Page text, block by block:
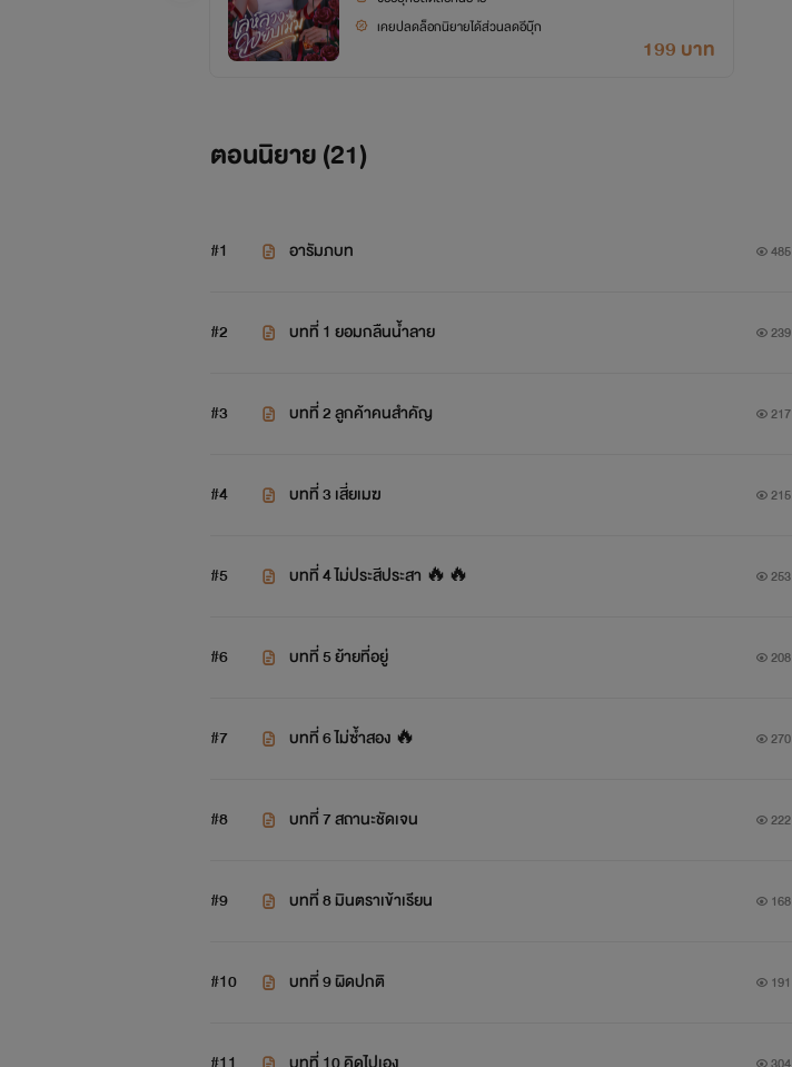
เคยปลดล็อกนิยายได้ส่วนลดอีบุ๊ก
199 บาท
ตอนนิยาย (21)
#1 อารัมภบท 485
#2 บทที่ 1 ยอมกลืนน้ำลาย 239
#3 บทที่ 2 ลูกค้าคนสำคัญ 217
#4 บทที่ 3 เสี่ยเมฆ 215
#5 บทที่ 4 ไม่ประสีประสา 🔥🔥 253
#6 บทที่ 5 ย้ายที่อยู่ 208
#7 บทที่ 6 ไม่ซ้ำสอง 🔥 270
#8 บทที่ 7 สถานะชัดเจน 222
#9 บทที่ 8 มินตราเข้าเรียน 168
#10 บทที่ 9 ผิดปกติ 191